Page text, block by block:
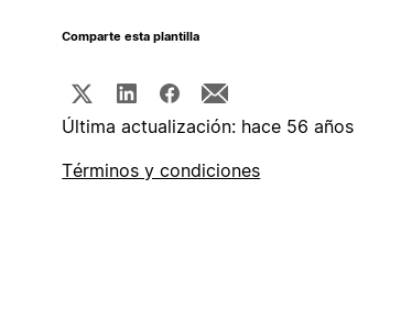
Comparte esta plantilla
Última actualización: hace 56 años
Términos y condiciones